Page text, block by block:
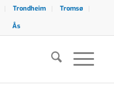
Trondheim
Tromsø
Ås